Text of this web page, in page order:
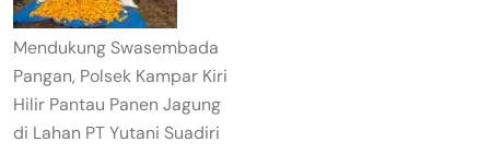
Mendukung Swasembada
Pangan, Polsek Kampar Kiri
Hilir Pantau Panen Jagung
di Lahan PT Yutani Suadiri